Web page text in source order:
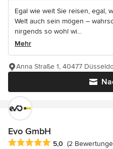
Egal wie weit Sie reisen, egal,
Welt auch sein mögen –
nirgends so wohl wi...
Mehr
Anna Straße 1, 40477
Evo GmbH
Durchschnittliche Bewertung:
5,0 (2